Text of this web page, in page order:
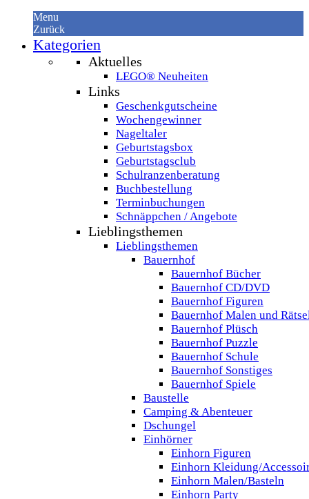
Menu
Zurück
Kategorien
Aktuelles
LEGO® Neuheiten
Links
Geschenkgutscheine
Wochengewinner
Nageltaler
Geburtstagsbox
Geburtstagsclub
Schulranzenberatung
Buchbestellung
Terminbuchungen
Schnäppchen / Angebote
Lieblingsthemen
Lieblingsthemen
Bauernhof
Bauernhof Bücher
Bauernhof CD/DVD
Bauernhof Figuren
Bauernhof Malen und
Bauernhof Plüsch
Bauernhof Puzzle
Bauernhof Schule
Bauernhof Sonstiges
Bauernhof Spiele
Baustelle
Camping & Abenteuer
Dschungel
Einhörner
Einhorn Figuren
Einhorn Kleidung/
Einhorn Malen/Basteln
Einhorn Party